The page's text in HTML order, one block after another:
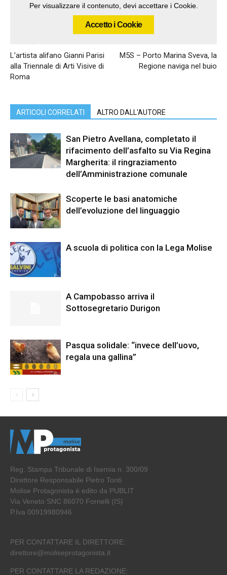
Per visualizzare il contenuto, devi accettare i Cookie.
Accetto i Cookie
L’artista alifano Gianni Parisi
alla Triennale di Arti Visive di
Roma
M5S – Porto Marina Sveva, la
Regione naviga nel buio
ARTICOLI CORRELATI ALTRO DALL'AUTORE
San Pietro Avellana, completato il
rifacimento dell’asfalto su Via Regina
Margherita: il ringraziamento
dell’Amministrazione comunale
Scoperte le basi anatomiche
dell’evoluzione del linguaggio
A scuola di politica con la Lega Molise
A Campobasso arriva il
Sottosegretario Durigon
Pasqua solidale: “invece dell’uovo,
regala una gallina”
Reg. Stampa Tribunale di Isernia n. 300/09
Direttore Responsabile Pietro Tonti
Molise Protagonista è edito da PUBLIT
Via Veneto SNC 86070 Fornelli (IS)
P.Iva 00919980946
PER CONTATTARE IL DIRETTORE:
direttore@moliseprotagonista.it
PER CONTATTARE LA REDAZIONE: